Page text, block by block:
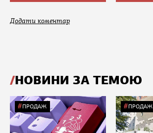
Додати коментар
НОВИНИ ЗА ТЕМОЮ
ПРОДАЖ ПРОДАЖ